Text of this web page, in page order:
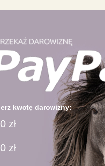
kwotę darowizny:
zł
zł